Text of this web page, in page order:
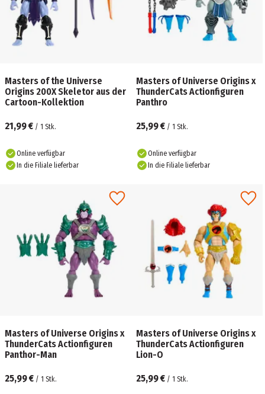
Masters of the Universe
Origins 200X Skeletor aus der
Cartoon-Kollektion
21,99 € / 1 Stk.
Online verfügbar
In die Filiale lieferbar
Masters of Universe Origins x
ThunderCats Actionfiguren
Panthro
25,99 € / 1 Stk.
Online verfügbar
In die Filiale lieferbar
Masters of Universe Origins x
ThunderCats Actionfiguren
Panthor-Man
25,99 € / 1 Stk.
Masters of Universe Origins x
ThunderCats Actionfiguren
Lion-O
25,99 € / 1 Stk.